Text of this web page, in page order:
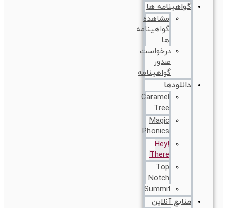
گواهینامه ها
مشاهده
گواهینامه
ها
درخواست
صدور
گواهینامه
دانلودها
Caramel
Tree
Magic
Phonics
!Hey
There
Top
Notch
Summit
منابع آنلاین